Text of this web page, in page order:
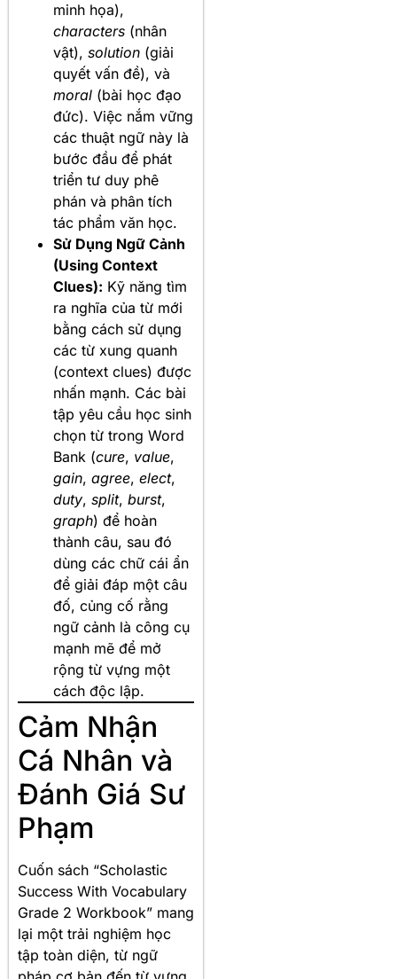
minh họa),
characters (nhân
vật), solution (giải
quyết vấn đề), và
moral (bài học đạo
đức). Việc nắm vững
các thuật ngữ này là
bước đầu để phát
triển tư duy phê
phán và phân tích
tác phẩm văn học.
Sử Dụng Ngữ Cảnh
(Using Context
Clues): Kỹ năng tìm
ra nghĩa của từ mới
bằng cách sử dụng
các từ xung quanh
(context clues) được
nhấn mạnh. Các bài
tập yêu cầu học sinh
chọn từ trong Word
Bank (cure, value,
gain, agree, elect,
duty, split, burst,
graph) để hoàn
thành câu, sau đó
dùng các chữ cái ẩn
để giải đáp một câu
đố, củng cố rằng
ngữ cảnh là công cụ
mạnh mẽ để mở
rộng từ vựng một
cách độc lập.
Cảm Nhận
Cá Nhân và
Đánh Giá Sư
Phạm
Cuốn sách “Scholastic
Success With Vocabulary
Grade 2 Workbook” mang
lại một trải nghiệm học
tập toàn diện, từ ngữ